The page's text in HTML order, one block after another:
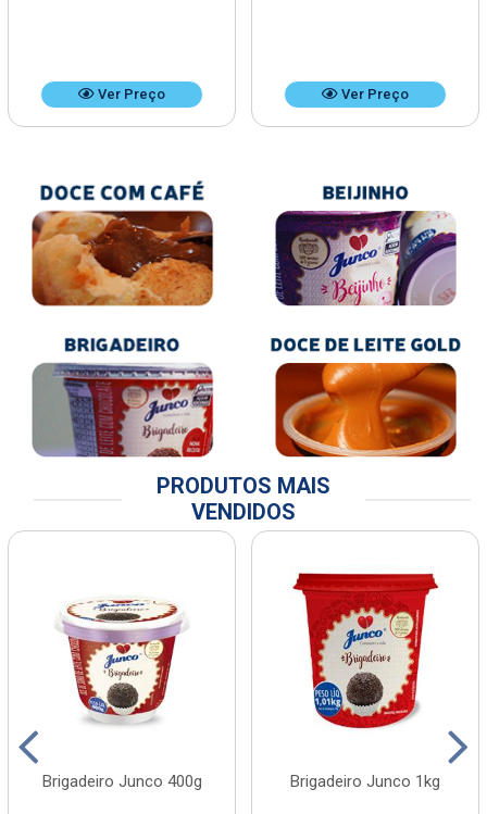
Ver Preço Ver Preço
PRODUTOS MAIS
VENDIDOS
Brigadeiro Junco 400g Brigadeiro Junco 1kg